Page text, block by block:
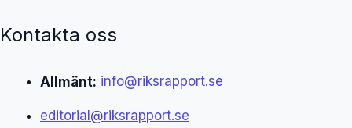
Kontakta oss
Allmänt: info@riksrapport.se
editorial@riksrapport.se